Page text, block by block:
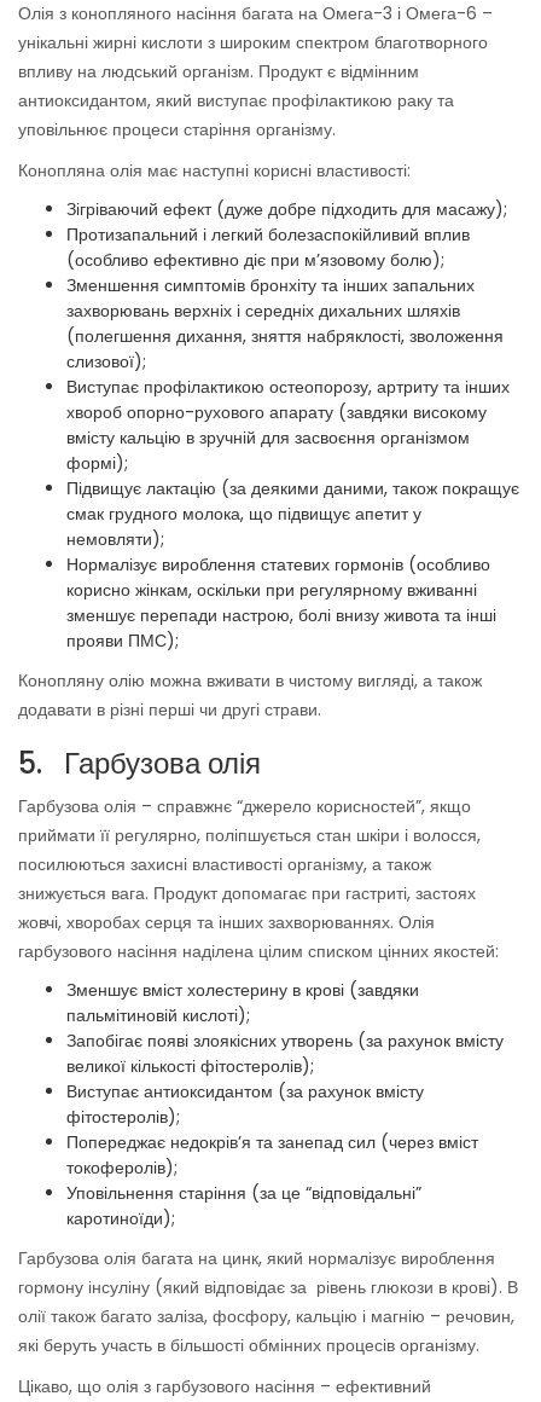
Олія з конопляного насіння багата на Омега-3 і Омега-6 –
унікальні жирні кислоти з широким спектром благотворного
впливу на людський організм. Продукт є відмінним
антиоксидантом, який виступає профілактикою раку та
уповільнює процеси старіння організму.
Конопляна олія має наступні корисні властивості:
Зігріваючий ефект (дуже добре підходить для масажу);
Протизапальний і легкий болезаспокійливий вплив
(особливо ефективно діє при м’язовому болю);
Зменшення симптомів бронхіту та інших запальних
захворювань верхніх і середніх дихальних шляхів
(полегшення дихання, зняття набряклості, зволоження
слизової);
Виступає профілактикою остеопорозу, артриту та інших
хвороб опорно-рухового апарату (завдяки високому
вмісту кальцію в зручній для засвоєння організмом
формі);
Підвищує лактацію (за деякими даними, також покращує
смак грудного молока, що підвищує апетит у
немовляти);
Нормалізує вироблення статевих гормонів (особливо
корисно жінкам, оскільки при регулярному вживанні
зменшує перепади настрою, болі внизу живота та інші
прояви ПМС);
Конопляну олію можна вживати в чистому вигляді, а також
додавати в різні перші чи другі страви.
5. Гарбузова олія
Гарбузова олія – справжнє “джерело корисностей”, якщо
приймати її регулярно, поліпшується стан шкіри і волосся,
посилюються захисні властивості організму, а також
знижується вага. Продукт допомагає при гастриті, застоях
жовчі, хворобах серця та інших захворюваннях. Олія
гарбузового насіння наділена цілим списком цінних якостей:
Зменшує вміст холестерину в крові (завдяки
пальмітиновій кислоті);
Запобігає появі злоякісних утворень (за рахунок вмісту
великої кількості фітостеролів);
Виступає антиоксидантом (за рахунок вмісту
фітостеролів);
Попереджає недокрів’я та занепад сил (через вміст
токоферолів);
Уповільнення старіння (за це “відповідальні”
каротиноїди);
Гарбузова олія багата на цинк, який нормалізує вироблення
гормону інсуліну (який відповідає за рівень глюкози в крові). В
олії також багато заліза, фосфору, кальцію і магнію – речовин,
які беруть участь в більшості обмінних процесів організму.
Цікаво, що олія з гарбузового насіння – ефективний